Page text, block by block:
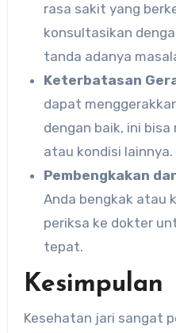
rasa sakit yang
konsultasikan
tanda adanya
Keterbatasan
dapat
dengan baik, ini
atau kondisi lainnya.
Pembengkakan
Anda bengkak atau
periksa ke dokter
tepat.
Kesimpulan
Kesehatan jari sangat